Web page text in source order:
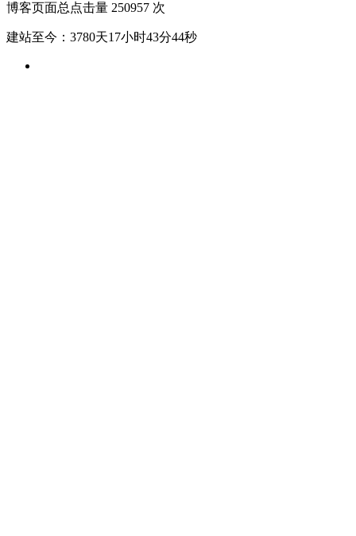
博客页面总点击量 250957 次
建站至今：3780天17小时43分45秒